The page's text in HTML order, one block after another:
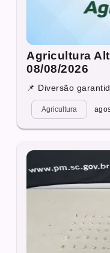
Agricultura
08/08/2026
📌 Diversão
Agricultura